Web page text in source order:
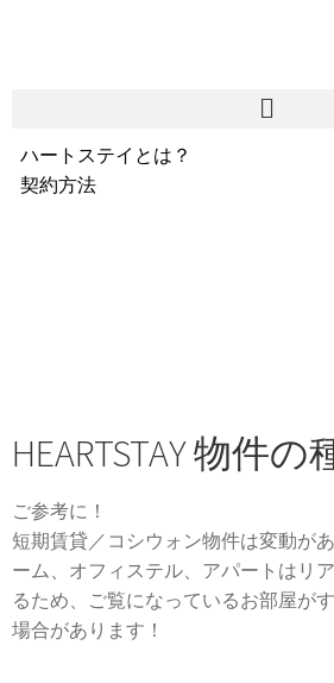
ハートステイとは？
契約方法
HEARTSTAY 物件の
ご参考に！
短期賃貸／コシウォン物件は変動が
ーム、オフィステル、アパートはリ
るため、ご覧になっているお部屋が
場合があります！